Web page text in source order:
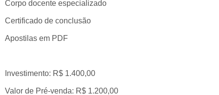
Corpo docente especializado
Certificado de conclusão
Apostilas em PDF
Investimento: R$ 1.400,00
Valor de Pré-venda: R$ 1.200,00